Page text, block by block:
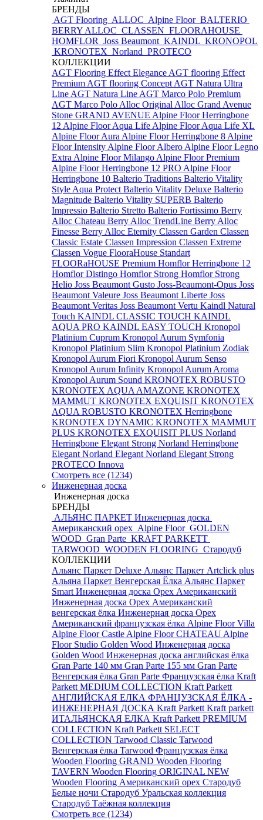
БРЕНДЫ
AGT Flooring ALLOC Alpine Floor BALTERIO
BERRY ALLOC CLASSEN FLOORAHOUSE
HOMFLOR Joss Beaumont KAINDL KRONOPOL
KRONOTEX Norland PROTECO
КОЛЛЕКЦИИ
AGT Flooring Effect Elegance AGT flooring Effect
Premium AGT flooring Concept AGT Natura Ultra
Line AGT Natura Line AGT Marco Polo Premium
AGT Marco Polo Alloc Original Alloc Grand Avenue
Stone GRAND AVENUE Alpine Floor Herringbone
12 Alpine Floor Aqua Life Alpine Floor Aqua Life XL
Alpine Floor Aura Alpine Floor Herringbone 8 Alpine
Floor Intensity Alpine Floor Albero Alpine Floor Legno
Extra Alpine Floor Milango Alpine Floor Premium
Alpine Floor Herringbone 12 PRO Alpine Floor
Herringbone 10 Balterio Traditions Balterio Vitality
Style Aqua Protect Balterio Vitality Deluxe Balterio
Magnitude Balterio Vitality SUPERB Balterio
Impressio Balterio Stretto Balterio Fortissimo Berry
Alloc Chateau Berry Alloc TrendLine Berry Alloc
Finesse Berry Alloc Eternity Classen Garden Classen
Classic Estate Classen Impression Classen Extreme
Classen Vogue FlooraHouse Standart
FLOORaHOUSE Premium Homflor Herringbone 12
Homflor Distingo Homflor Strong Homflor Strong
Helio Joss Beaumont Gusto Joss-Beaumont-Opus Joss
Beaumont Valeure Joss Beaumont Liberte Joss
Beaumont Veritas Joss Beaumont Vertu Kaindl Natural
Touch KAINDL CLASSIC TOUCH KAINDL
AQUA PRO KAINDL EASY TOUCH Kronopol
Platinium Cuprum Kronopol Aurum Symfonia
Kronopol Platinium Slim Kronopol Platinium Zodiak
Kronopol Aurum Fiori Kronopol Aurum Senso
Kronopol Aurum Infinity Kronopol Aurum Aroma
Kronopol Aurum Sound KRONOTEX ROBUSTO
KRONOTEX AQUA AMAZONE KRONOTEX
MAMMUT KRONOTEX EXQUISIT KRONOTEX
AQUA ROBUSTO KRONOTEX Herringbone
KRONOTEX DYNAMIC KRONOTEX MAMMUT
PLUS KRONOTEX EXQUISIT PLUS Norland
Herringbone Elegant Strong Norland Herringbone
Elegant Norland Elegant Norland Elegant Strong
PROTECO Innova
Смотреть все (1234)
Инженерная доска
Инженерная доска
БРЕНДЫ
АЛЬЯНС ПАРКЕТ Инженерная доска
Американский орех Alpine Floor GOLDEN
WOOD Gran Parte KRAFT PARKETT
TARWOOD WOODEN FLOORING Стародуб
КОЛЛЕКЦИИ
Альянс Паркет Deluxe Альянс Паркет Artclick plus
Альяна Паркет Венгерская Ёлка Альянс Паркет
Smart Инженерная доска Орех Американский
Инженерная доска Орех Американский
венгерская ёлка Инженерная доска Орех
Американский французская ёлка Alpine Floor Villa
Alpine Floor Castle Alpine Floor CHATEAU Alpine
Floor Studio Golden Wood Инженерная доска
Golden Wood Инженерная доска английская ёлка
Gran Parte 140 мм Gran Parte 155 мм Gran Parte
Венгерская ёлка Gran Parte Французская ёлка Kraft
Parkett MEDIUM COLLECTION Kraft Parkett
АНГЛИЙСКАЯ ЕЛКА ФРАНЦУЗСКАЯ ЁЛКА -
ИНЖЕНЕРНАЯ ДОСКА Kraft Parkett Kraft parkett
ИТАЛЬЯНСКАЯ ЕЛКА Kraft Parkett PREMIUM
COLLECTION Kraft Parkett SELECT
COLLECTION Tarwood Classic Tarwood
Венгерская ёлка Tarwood Французская ёлка
Wooden Flooring GRAND Wooden Flooring
TAVERN Wooden Flooring ORIGINAL NEW
Wooden Flooring Американский орех Стародуб
Белые ночи Стародуб Уральская коллекция
Стародуб Таёжная коллекция
Смотреть все (1234)